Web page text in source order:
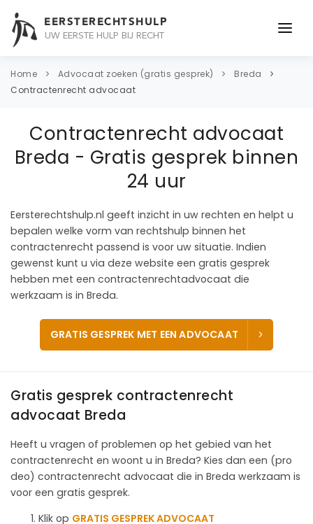
EERSTERECHTSHULP
UW EERSTE HULP BIJ RECHT
ONDERWERPEN
ADVOCAAT
OVER ONS
Home Advocaat zoeken (gratis gesprek)
Breda
Contractenrecht advocaat
Contractenrecht advocaat
Breda - Gratis gesprek binnen
24 uur
Eersterechtshulp.nl geeft inzicht in uw rechten en helpt u
bepalen welke vorm van rechtshulp binnen het
contractenrecht passend is voor uw situatie. Indien
gewenst kunt u via deze website een gratis gesprek
hebben met een contractenrechtadvocaat die
werkzaam is in Breda.
GRATIS GESPREK MET EEN ADVOCAAT
Gratis gesprek contractenrecht
advocaat Breda
Heeft u vragen of problemen op het gebied van het
contractenrecht en woont u in Breda? Kies dan een (pro
deo) contractenrecht advocaat die in Breda werkzaam is
voor een gratis gesprek.
Klik op GRATIS GESPREK ADVOCAAT